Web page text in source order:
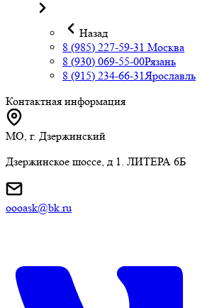
Назад
8 (985) 227-59-31 Москва
8 (930) 069-55-00Рязань
8 (915) 234-66-31Ярославль
Контактная информация
МО, г. Дзержинский
Дзержинское шоссе, д 1. ЛИТЕРА 6Б
oooask@bk.ru